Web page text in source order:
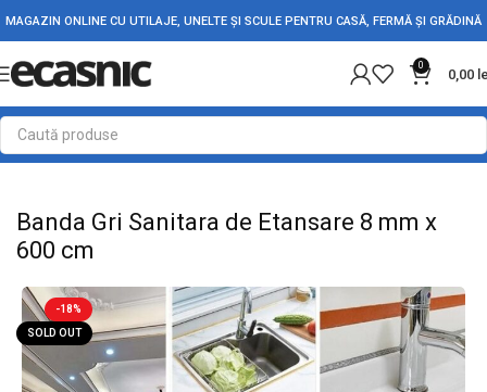
MAGAZIN ONLINE CU UTILAJE, UNELTE ȘI SCULE PENTRU CASĂ, FERMĂ ȘI GRĂDINĂ
0
0,00
Prima pagină Conectica Banda Izolatoare & Adeziva
Banda Gri Sanitara de Etansare 8 mm x
600 cm
-18%
SOLD OUT